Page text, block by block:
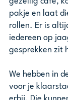
pakje en laat
rollen. Er is
iedereen op
gesprekken zit
We hebben in
voor je